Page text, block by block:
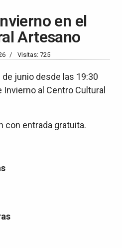
en el
Artesano
Visitas: 725
junio desde las 19:30
Invierno al Centro Cultural
con entrada gratuita.